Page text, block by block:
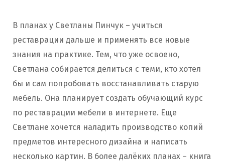
В планах у Светланы Пинчук – учиться
реставрации дальше и применять все новые
знания на практике. Тем, что уже освоено,
Светлана собирается делиться с теми, кто хотел
бы и сам попробовать восстанавливать старую
мебель. Она планирует создать обучающий курс
по реставрации мебели в интернете. Еще
Светлане хочется наладить производство копий
предметов интересного дизайна и написать
несколько картин. В более далёких планах – книга